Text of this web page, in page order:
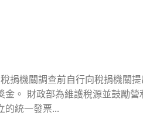
捐機關調查前自行向稅捐機關
。 財政部為維護稅源並鼓勵營
的統一發票...